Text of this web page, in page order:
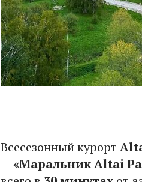
Всесезонный курорт
—«Маральник Altai